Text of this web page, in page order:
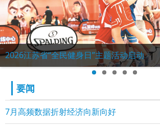
2026江苏省“全民健身日”主题活动启动
evi
ou
s
要闻
7月高频数据折射经济向新向好